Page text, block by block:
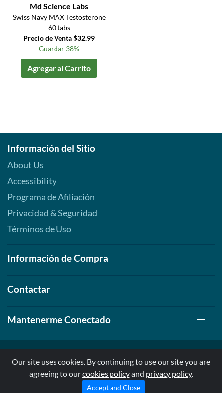
Md Science Labs
Swiss Navy MAX Testosterone
60 tabs
Precio de Venta $32.99
Guardar 38%
Agregar al Carrito
Información del Sitio
About Us
Accessibility
Programa de Afiliación
Privacidad & Seguridad
Términos de Uso
Información de Compra
Contactar
Mantenerme Conectado
© 1999-2026, AllStarHealth.com | All Rights Reserved
* Estas declaraciones no han sido evaluadas por la FDA
Our site uses cookies. By continuing to use our site you are
agreeing to ourcookies policyand privacy policy.
Accept and Close